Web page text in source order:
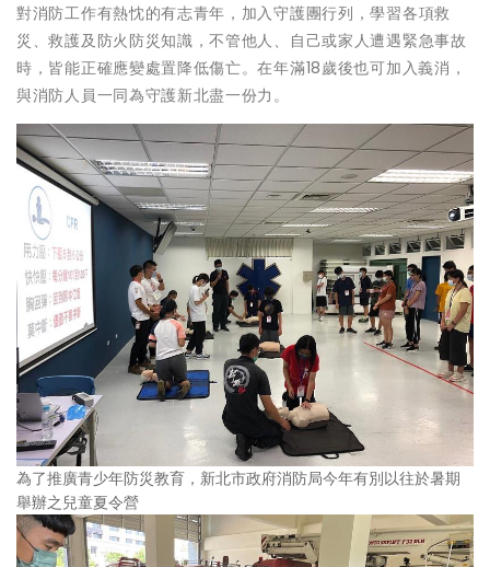
對消防工作有熱忱的有志青年，加入守護團行列，學習各項救
災、救護及防火防災知識，不管他人、自己或家人遭遇緊急事故
時，皆能正確應變處置降低傷亡。在年滿18歲後也可加入義消，
與消防人員一同為守護新北盡一份力。
為了推廣青少年防災教育，新北市政府消防局今年有別以往於暑期
舉辦之兒童夏令營